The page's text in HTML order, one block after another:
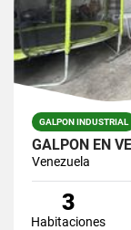
GALPON INDUSTRIAL
Venezuela
3
Habitaciones